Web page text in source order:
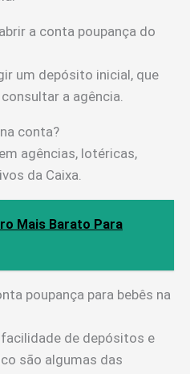
a conta poupança do
um depósito inicial, que
a agência.
conta?
agências, lotéricas,
da Caixa.
Mais Barato Para
poupança para bebês na
de depósitos e
são algumas das